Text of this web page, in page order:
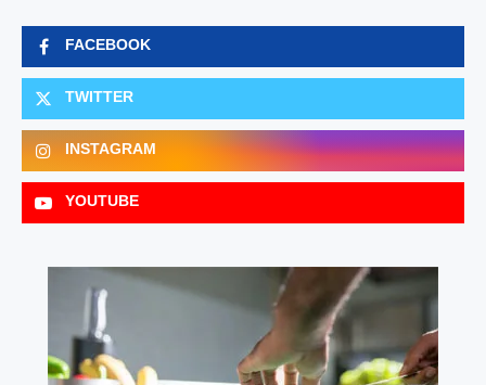
FACEBOOK
TWITTER
INSTAGRAM
YOUTUBE